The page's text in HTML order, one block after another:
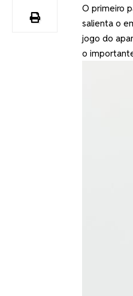
O primeiro
salienta o
jogo do
o